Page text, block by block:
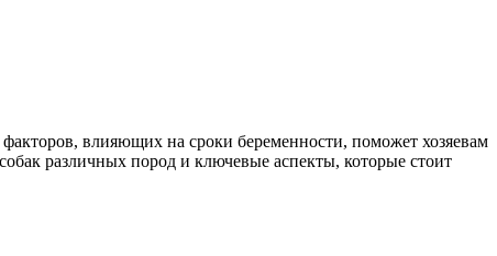
влияющих на сроки беременности, поможет хозяевам
различных пород и ключевые аспекты, которые стоит